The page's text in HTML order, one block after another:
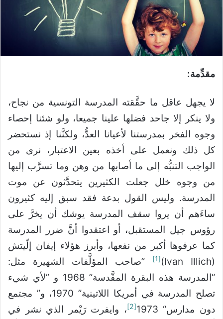
مقدِّمة:
لا يجهل عاقل ما حقَّقته المدرسة التونسية من نجاح،
ولا ينكر إلا جاحد فضلها علينا جميعا، ولو شئنا إحصاء
وجوه الفخر بمدرستنا لأعيانا العدُّ، ولكنَّنا إذ نستحضر
كل ذلك ونعمل على أخذه بعين الاعتبار، نرى من
الواجب التنبُّه إلى ما أصابها من وهن وما تسرَّب إليها
من وجوه خلل جعلت الكثيرين يتحدَّثون عن موت
المدرسة. وليس القول بدعة فقد سبق إليه كثيرون
ساءَهم أن يروا سقف المدرسة يوشك أن يخرَّ على
رؤوس جيل المستقبل، أو اعتقدوا أنَّ ضرر المدرسة
كما عرفوها أكبر من نفعها، وأبرز هؤلاء إيفان إلّيتش
(Ivan Illich)
[1]
”صاحب المؤلَّفات الشهيرة مثل:
“المدرسة هذه البقرة المقَّدسة” 1968 و ”لأي شيء
تصلح المدرسة في أمريكا اللاتينية” 1970، و” مجتمع
دون مدارس“ 1973
[2]
، وايفرت رَيْمر الذي نشر في